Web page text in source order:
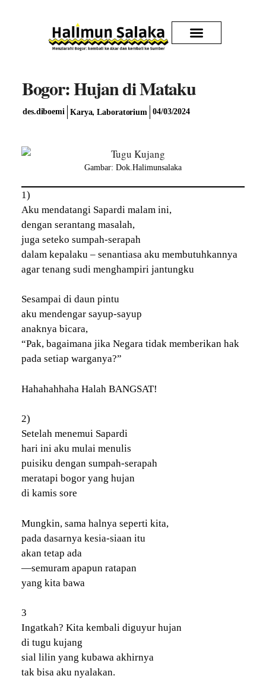
Bogor: Hujan di Mataku
des.diboemi Karya,Laboratorium 04/03/2024
Gambar: Dok.Halimunsalaka
1)
Aku mendatangi Sapardi malam ini,
dengan serantang masalah,
juga seteko sumpah-serapah
dalam kepalaku – senantiasa aku membutuhkannya
agar tenang sudi menghampiri jantungku
Sesampai di daun pintu
aku mendengar sayup-sayup
anaknya bicara,
“Pak, bagaimana jika Negara tidak memberikan hak
pada setiap warganya?”
Hahahahhaha Halah BANGSAT!
2)
Setelah menemui Sapardi
hari ini aku mulai menulis
puisiku dengan sumpah-serapah
meratapi bogor yang hujan
di kamis sore
Mungkin, sama halnya seperti kita,
pada dasarnya kesia-siaan itu
akan tetap ada
—semuram apapun ratapan
yang kita bawa
3
Ingatkah? Kita kembali diguyur hujan
di tugu kujang
sial lilin yang kubawa akhirnya
tak bisa aku nyalakan.